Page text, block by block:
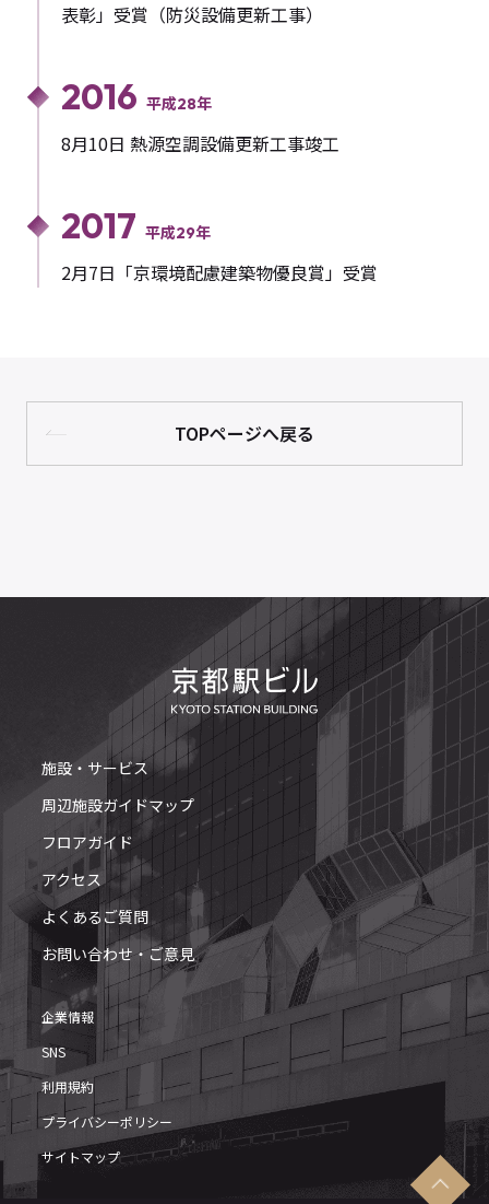
表彰」受賞（防災設備更新工事）
2016 平成28年
8月10日 熱源空調設備更新工事竣工
2017 平成29年
2月7日「京環境配慮建築物優良賞」受賞
TOPページへ戻る
施設・サービス
周辺施設ガイドマップ
フロアガイド
アクセス
よくあるご質問
お問い合わせ・ご意見
企業情報
SNS
利用規約
プライバシーポリシー
サイトマップ